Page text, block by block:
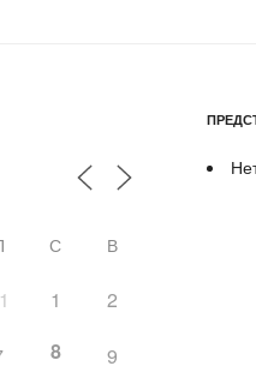
С В
1 2
8 9